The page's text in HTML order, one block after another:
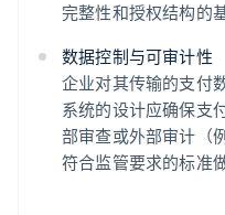
完整性和授权结构的基
数据控制与可审计性
企业对其传输的支付
系统的设计应确保支
部审查或外部审计（
符合监管要求的标准做